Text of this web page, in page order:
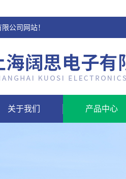
公司网站！
关于我们 产品中心